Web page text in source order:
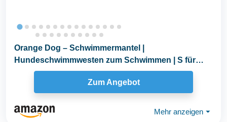
Orange Dog – Schwimmermantel |
Hundeschwimmwesten zum Schwimmen | S für
kleine Hunde...
Zum Angebot
Mehr anzeigen ⏷